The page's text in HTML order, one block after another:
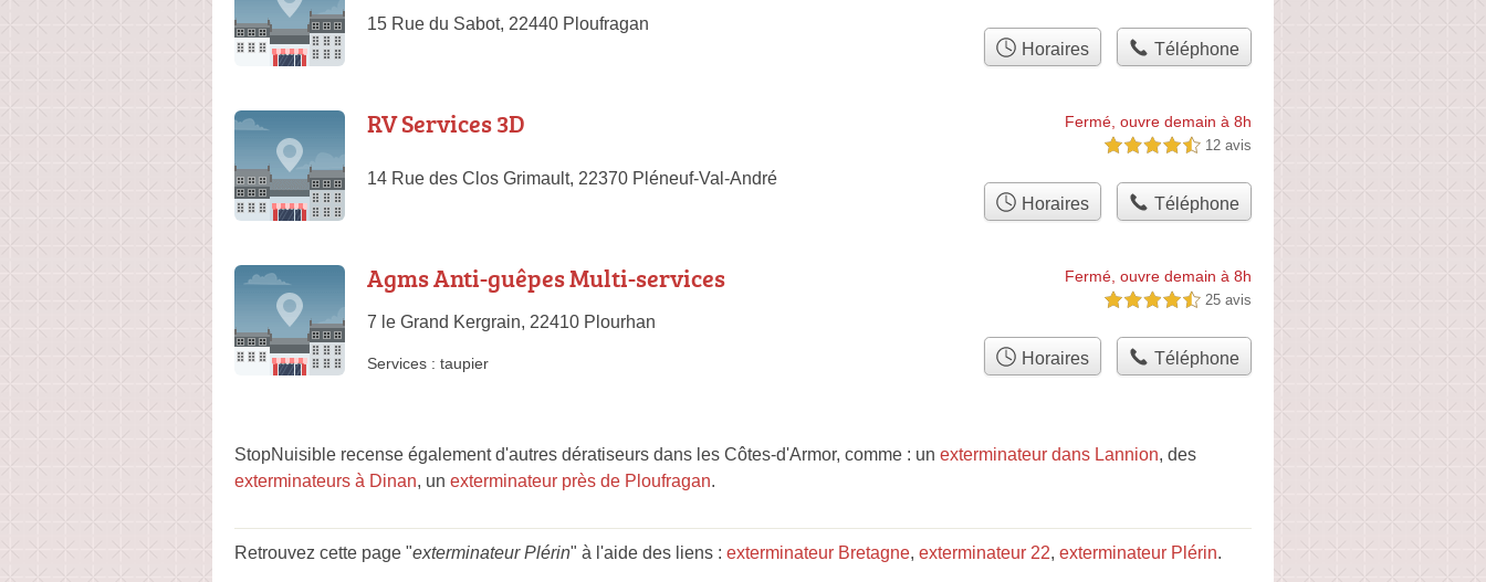
15 Rue du Sabot, 22440 Ploufragan
Horaires Téléphone
RV Services 3D
14 Rue des Clos Grimault, 22370 Pléneuf-Val-André
Fermé, ouvre demain à 8h
4,5 étoiles sur 5 12 avis
Horaires Téléphone
Agms Anti-guêpes Multi-services
7 le Grand Kergrain, 22410 Plourhan
Fermé, ouvre demain à 8h
4,5 étoiles sur 5 25 avis
Services : taupier Horaires Téléphone
StopNuisible recense également d'autres dératiseurs dans les Côtes-d'Armor, comme : un exterminateur dans Lannion, des
exterminateurs à Dinan, un exterminateur près de Ploufragan.
Retrouvez cette page "exterminateur Plérin" à l'aide des liens : exterminateur Bretagne, exterminateur 22, exterminateur Plérin.